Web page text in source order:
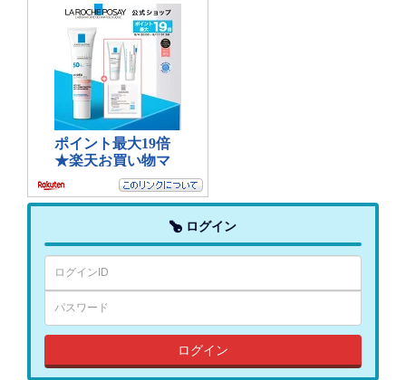
ログイン
ログイン